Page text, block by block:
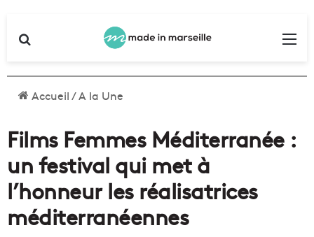
Accueil/A la Une
Films Femmes Méditerranée :
un festival qui met à
l’honneur les réalisatrices
méditerranéennes